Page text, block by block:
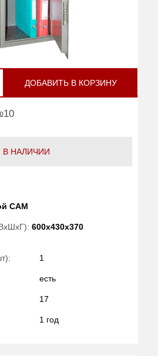
ДОБАВИТЬ В КОРЗИНУ
В НАЛИЧИИ
САМ
600x430x370
1
есть
17
1 год